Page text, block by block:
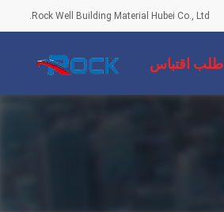
Rock Well Building Material Hubei Co., Ltd.
طلب اقتباس